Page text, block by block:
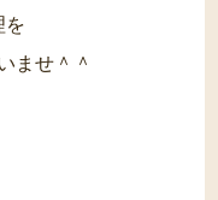
を
ませ＾＾